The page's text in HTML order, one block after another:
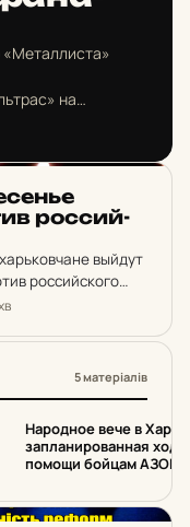
«Металлиста»
на
Евромайдана,
и
рос­сий­
выйдут
российского
Харьковской
Чистилин. В…
5 матеріалів
2
Народное вече в
запланированная
помощи бойцам АЗОВа